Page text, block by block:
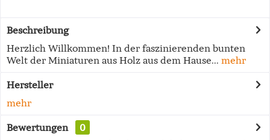
Beschreibung
Herzlich Willkommen! In der faszinierenden bunten
Welt der Miniaturen aus Holz aus dem Hause... mehr
Hersteller
mehr
Bewertungen
0